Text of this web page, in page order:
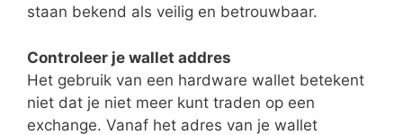
staan bekend als veilig en betrouwbaar.
Controleer je wallet addres
Het gebruik van een hardware wallet betekent
niet dat je niet meer kunt traden op een
exchange. Vanaf het adres van je wallet